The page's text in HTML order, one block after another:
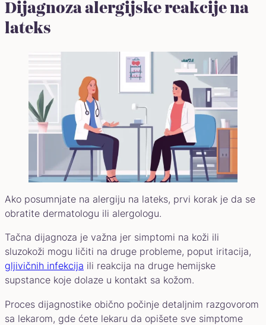
Dijagnoza alergijske reakcije na
lateks
Ako posumnjate na alergiju na lateks, prvi korak je da se
obratite dermatologu ili alergologu.
Tačna dijagnoza je važna jer simptomi na koži ili
sluzokoži mogu ličiti na druge probleme, poput iritacija,
gljivičnih infekcija ili reakcija na druge hemijske
supstance koje dolaze u kontakt sa kožom.
Proces dijagnostike obično počinje detaljnim razgovorom
sa lekarom, gde ćete lekaru da opišete sve simptome